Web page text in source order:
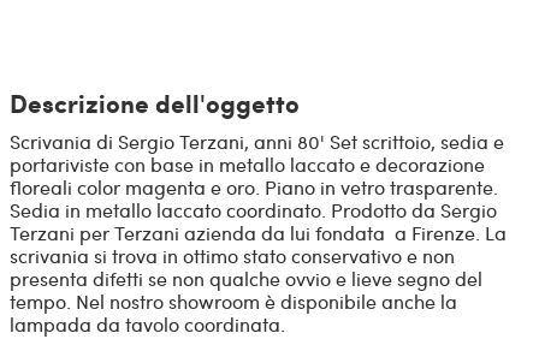
Descrizione dell'oggetto
Scrivania di Sergio Terzani, anni 80' Set scrittoio, sedia e
portariviste con base in metallo laccato e decorazione
floreali color magenta e oro. Piano in vetro trasparente.
Sedia in metallo laccato coordinato. Prodotto da Sergio
Terzani per Terzani azienda da lui fondata a Firenze. La
scrivania si trova in ottimo stato conservativo e non
presenta difetti se non qualche ovvio e lieve segno del
tempo. Nel nostro showroom è disponibile anche la
lampada da tavolo coordinata.